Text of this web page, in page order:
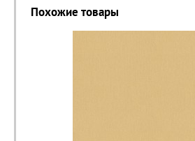
Похожие товары